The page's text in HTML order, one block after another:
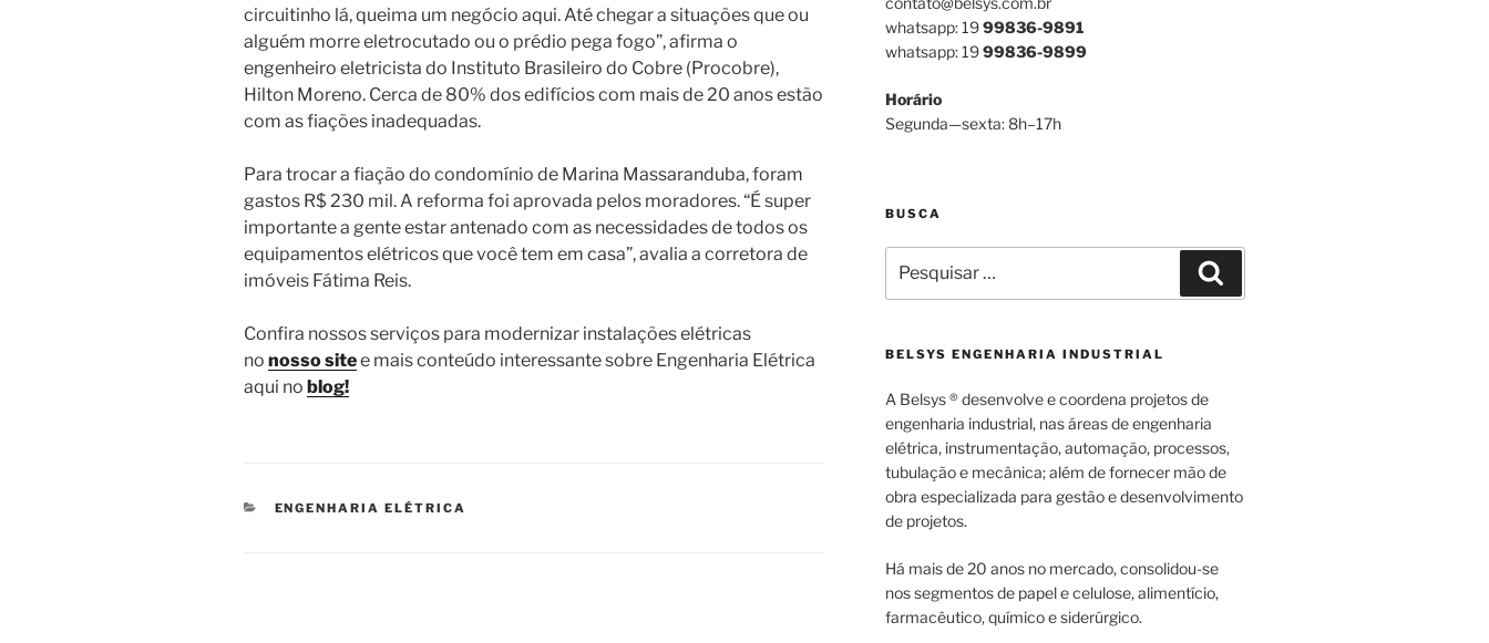
circuitinho lá, queima um negócio aqui. Até chegar a situações que ou
alguém morre eletrocutado ou o prédio pega fogo”, afirma o
engenheiro eletricista do Instituto Brasileiro do Cobre (Procobre),
Hilton Moreno. Cerca de 80% dos edifícios com mais de 20 anos estão
com as fiações inadequadas.
Para trocar a fiação do condomínio de Marina Massaranduba, foram
gastos R$ 230 mil. A reforma foi aprovada pelos moradores. “É super
importante a gente estar antenado com as necessidades de todos os
equipamentos elétricos que você tem em casa”, avalia a corretora de
imóveis Fátima Reis.
Confira nossos serviços para modernizar instalações elétricas
no nosso sitee mais conteúdo interessante sobre Engenharia Elétrica
aqui no blog!
CATEGORIAS
ENGENHARIA ELÉTRICA
whatsapp: 1999836-9891
whatsapp: 1999836-9899
Horário
Segunda—sexta: 8h–17h
BUSCA
por:
BELSYS ENGENHARIA INDUSTRIAL
A Belsys ® desenvolve e coordena projetos de
engenharia industrial, nas áreas de engenharia
elétrica, instrumentação, automação, processos,
tubulação e mecânica; além de fornecer mão de
obra especializada para gestão e desenvolvimento
de projetos.
Há mais de 20 anos no mercado, consolidou-se
nos segmentos de papel e celulose, alimentício,
farmacêutico, químico e siderúrgico.